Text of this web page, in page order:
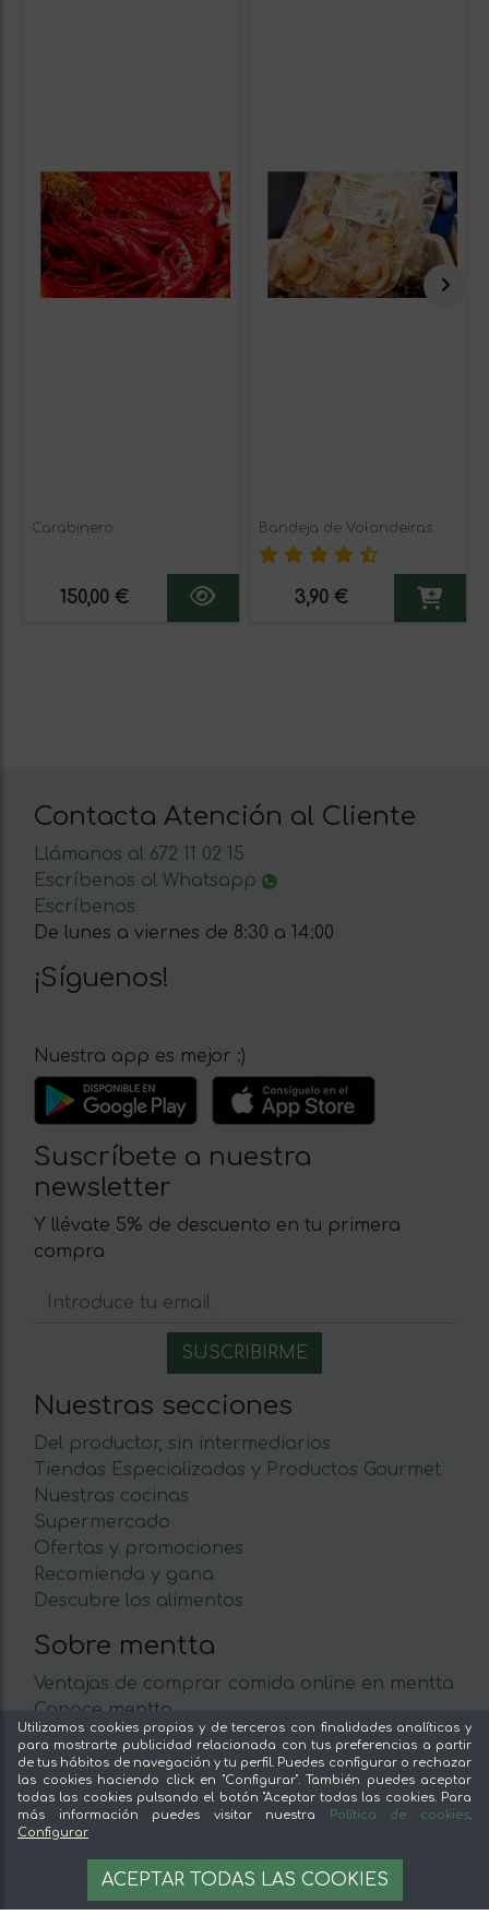
49,90 €
Carabinero
150,00 €
Bandeja de Volandeiras
3,90 €
Contacta Atención al Cliente
Llámanos al 672 11 02 15
Escríbenos al Whatsapp
Escríbenos
De lunes a viernes de 8:30 a 14:00
¡Síguenos!
Nuestra app es mejor :)
Suscríbete a nuestra
newsletter
Y llévate 5% de descuento en tu primera
compra
Nuestras secciones
Del productor, sin intermediarios
Tiendas Especializadas y Productos Gourmet
Nuestras cocinas
Supermercado
Ofertas y promociones
Recomienda y gana
Descubre los alimentos
Sobre mentta
Ventajas de comprar comida online en mentta
Conoce mentta
Blog de mentta
Vende en mentta
Fidelización
Preguntas frecuentes
Legal
Aviso legal
Utilizamos cookies propias y de terceros con finalidades analíticas y
para mostrarte publicidad relacionada con tus preferencias a partir
de tus hábitos de navegación y tu perfil. Puedes configurar o rechazar
las cookies haciendo click en "Configurar". También puedes aceptar
todas las cookies pulsando el botón "Aceptar todas las cookies. Para
más información puedes visitar nuestra
Política de cookies.
Configurar
ACEPTAR TODAS LAS COOKIES